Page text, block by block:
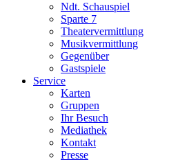
Ndt. Schauspiel
Sparte 7
Theatervermittlung
Musikvermittlung
Gegenüber
Gastspiele
Service
Karten
Gruppen
Ihr Besuch
Mediathek
Kontakt
Presse